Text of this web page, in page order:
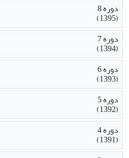
دوره 8
(1395)
دوره 7
(1394)
دوره 6
(1393)
دوره 5
(1392)
دوره 4
(1391)